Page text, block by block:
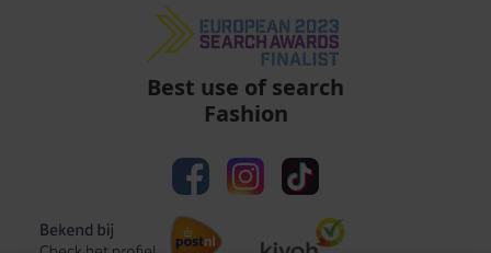
Best use of search
Fashion